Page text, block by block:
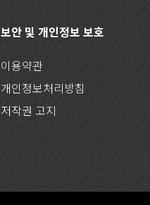
보안 및 개인정보 보호
이용약관
개인정보처리방침
저작권 고지